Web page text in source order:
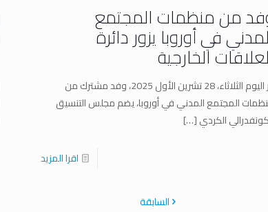
من منظمات المجتمع
في أوروبا يزور دائرة
الخارجية
زار اليوم الثلاثاء، 28 تشرين الأول 2025، وفد مشترك من
المجتمع المدني في أوروبا، يضم مجلس التنسيق
الكردي[…]
اقرا المزيد
السابقة